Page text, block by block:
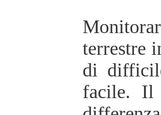
terrestre
di
facile. Il